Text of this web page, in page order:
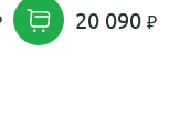
20 090